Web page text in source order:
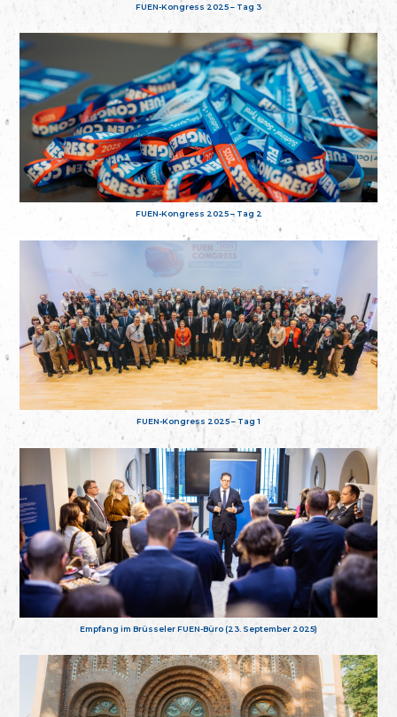
FUEN-Kongress 2025 – Tag 3
FUEN-Kongress 2025 – Tag 2
FUEN-Kongress 2025 – Tag 1
Empfang im Brüsseler FUEN-Büro (23. September 2025)